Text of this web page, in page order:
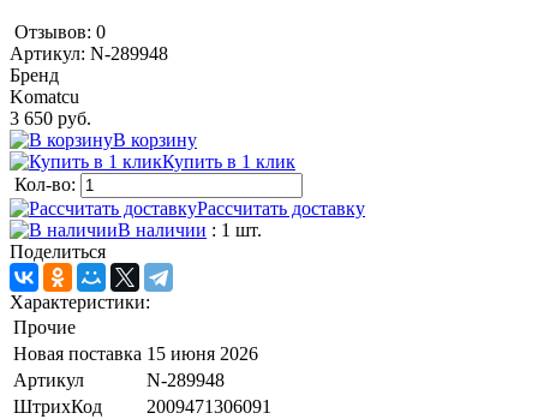
Отзывов: 0
Артикул: N-289948
Бренд
Komatcu
3 650 руб.
В корзину
Купить в 1 клик
Кол-во:
Рассчитать доставку
В наличии : 1 шт.
Поделиться
Характеристики:
Прочие
Новая поставка 15 июня 2026
Артикул
N-289948
ШтрихКод
2009471306091